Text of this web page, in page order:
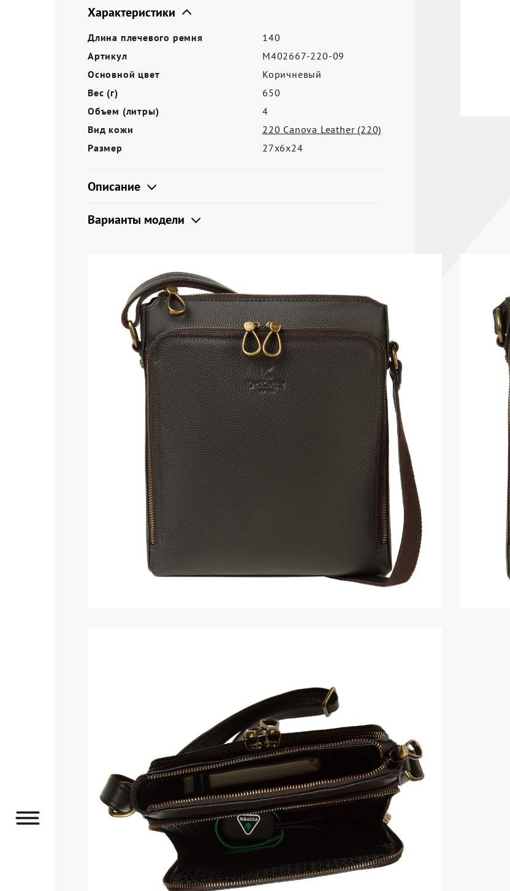
Характеристики
Длина плечевого ремня
140
Артикул
M402667-220-09
Основной цвет
Коричневый
Вес (г)
650
Объем (литры)
4
Вид кожи
220 Canova Leather (220)
Размер
27х6х24
Описание
Варианты модели